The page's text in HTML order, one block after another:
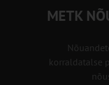
METK
korraldatalse